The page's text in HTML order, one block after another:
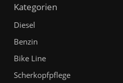
Kategorien
Diesel
Benzin
Bike Line
Scherkopfpflege